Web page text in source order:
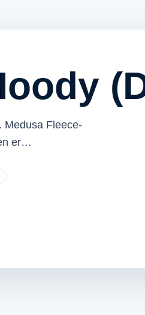
Medusa Fleece-
er…